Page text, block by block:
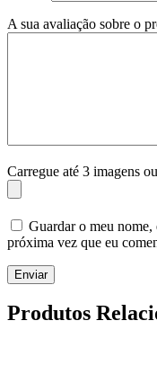
A sua avaliação sobre o
Carregue até 3 imagens
Guardar o meu nome,
próxima vez que eu
Enviar
Produtos